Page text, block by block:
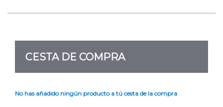
CESTA DE COMPRA
No has añadido ningún producto a tú cesta de la compra